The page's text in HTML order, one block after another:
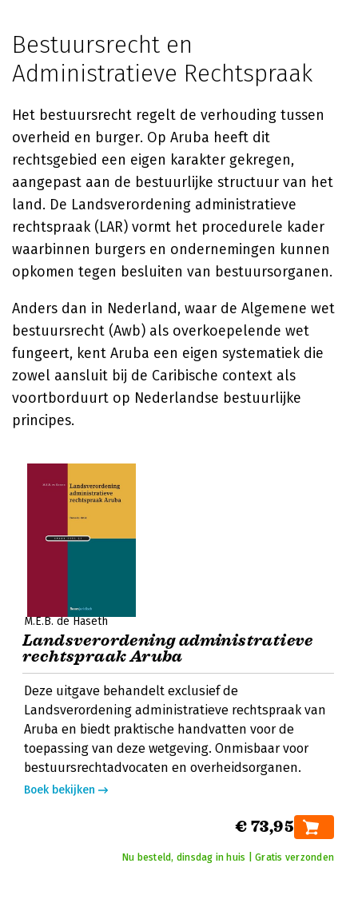
Bestuursrecht en
Administratieve Rechtspraak
Het bestuursrecht regelt de verhouding tussen
overheid en burger. Op Aruba heeft dit
rechtsgebied een eigen karakter gekregen,
aangepast aan de bestuurlijke structuur van het
land. De Landsverordening administratieve
rechtspraak (LAR) vormt het procedurele kader
waarbinnen burgers en ondernemingen kunnen
opkomen tegen besluiten van bestuursorganen.
Anders dan in Nederland, waar de Algemene wet
bestuursrecht (Awb) als overkoepelende wet
fungeert, kent Aruba een eigen systematiek die
zowel aansluit bij de Caribische context als
voortborduurt op Nederlandse bestuurlijke
principes.
M.E.B. de Haseth
Landsverordening administratieve
rechtspraak Aruba
Deze uitgave behandelt exclusief de
Landsverordening administratieve rechtspraak van
Aruba en biedt praktische handvatten voor de
toepassing van deze wetgeving. Onmisbaar voor
bestuursrechtadvocaten en overheidsorganen.
Boek bekijken
€ 73,95
Nu besteld, dinsdag in huis | Gratis verzonden